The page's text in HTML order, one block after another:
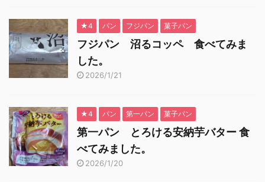
★4 パン フジパン 菓子パン
フジパン 沼るコッペ 食べてみま
した。
2026/1/21
★4 パン 第一パン 菓子パン
第一パン とろける安納芋バター 食
べてみました。
2026/1/20